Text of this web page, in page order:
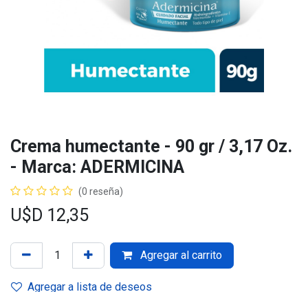
Crema humectante - 90 gr / 3,17 Oz.
- Marca: ADERMICINA
(0 reseña)
U$D 12,35
Agregar al carrito
Agregar a lista de deseos